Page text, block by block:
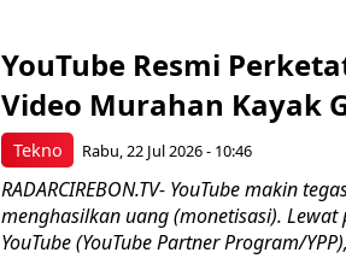
Tekno
YouTube Resmi
Video Murahan Kayak
Rabu, 22 Jul 2026 - 10:46
RADARCIREBON.TV- YouTube makin
menghasilkan uang (monetisasi).
YouTube (YouTube Partner Program/